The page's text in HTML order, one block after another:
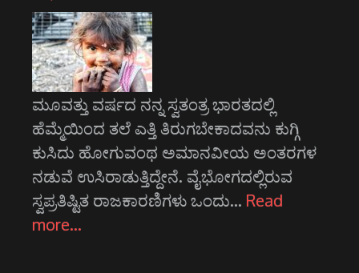
ಮೂವತ್ತು ವರ್ಷದ ನನ್ನ ಸ್ವತಂತ್ರ ಭಾರತದಲ್ಲಿ
ಹೆಮ್ಮೆಯಿಂದ ತಲೆ ಎತ್ತಿ ತಿರುಗಬೇಕಾದವನು ಕುಗ್ಗಿ
ಕುಸಿದು ಹೋಗುವಂಥ ಅಮಾನವೀಯ ಅಂತರಗಳ
ನಡುವೆ ಉಸಿರಾಡುತ್ತಿದ್ದೇನೆ. ವೈಭೋಗದಲ್ಲಿರುವ
ಸ್ವಪ್ರತಿಷ್ಟಿತ ರಾಜಕಾರಣಿಗಳು ಒಂದು… Read
more…